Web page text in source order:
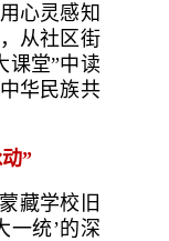
心灵感知
从社区街
课堂”中读
华民族共
”
藏学校旧
一统’的深